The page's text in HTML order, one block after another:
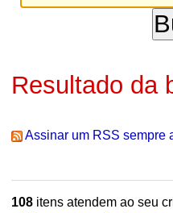
Resultado da
Assinar um RSS sempre
108itens atendem ao seu